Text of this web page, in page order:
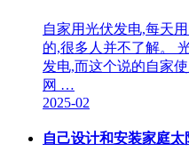
自家用光伏发电,每天
的,很多人并不了解。
发电,而这个说的自家
网 …
2025-02
自己设计和安装家庭太